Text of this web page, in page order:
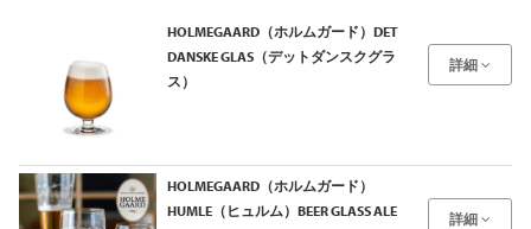
HOLMEGAARD（ホルムガード）DET
DANSKE GLAS（デットダンスクグラ
ス）
詳細
HOLMEGAARD（ホルムガード）
HUMLE（ヒュルム）BEER GLASS ALE
詳細